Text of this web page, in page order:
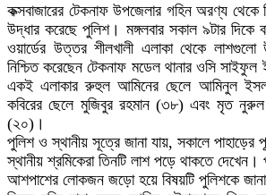
কক্সবাজারের টেকনাফ উপজেলার গহিন অরণ্য
উদ্ধার করেছে পুলিশ। মঙ্গলবার সকাল ৯টার দিকে
ওয়ার্ডের উত্তর শীলখালী এলাকা থেকে লাশগুলো
নিশ্চিত করেছেন টেকনাফ মডেল থানার ওসি
একই এলাকার রুহুল আমিনের ছেলে আমিনুল
কবিরের ছেলে মুজিবুর রহমান (৩৮) এবং মৃত
(২০)।
পুলিশ ও স্থানীয় সূত্রে জানা যায়, সকালে পাহাড়ের
স্থানীয় শ্রমিকেরা তিনটি লাশ পড়ে থাকতে দেখেন।
আশপাশের লোকজন জড়ো হয়ে বিষয়টি পুলিশকে